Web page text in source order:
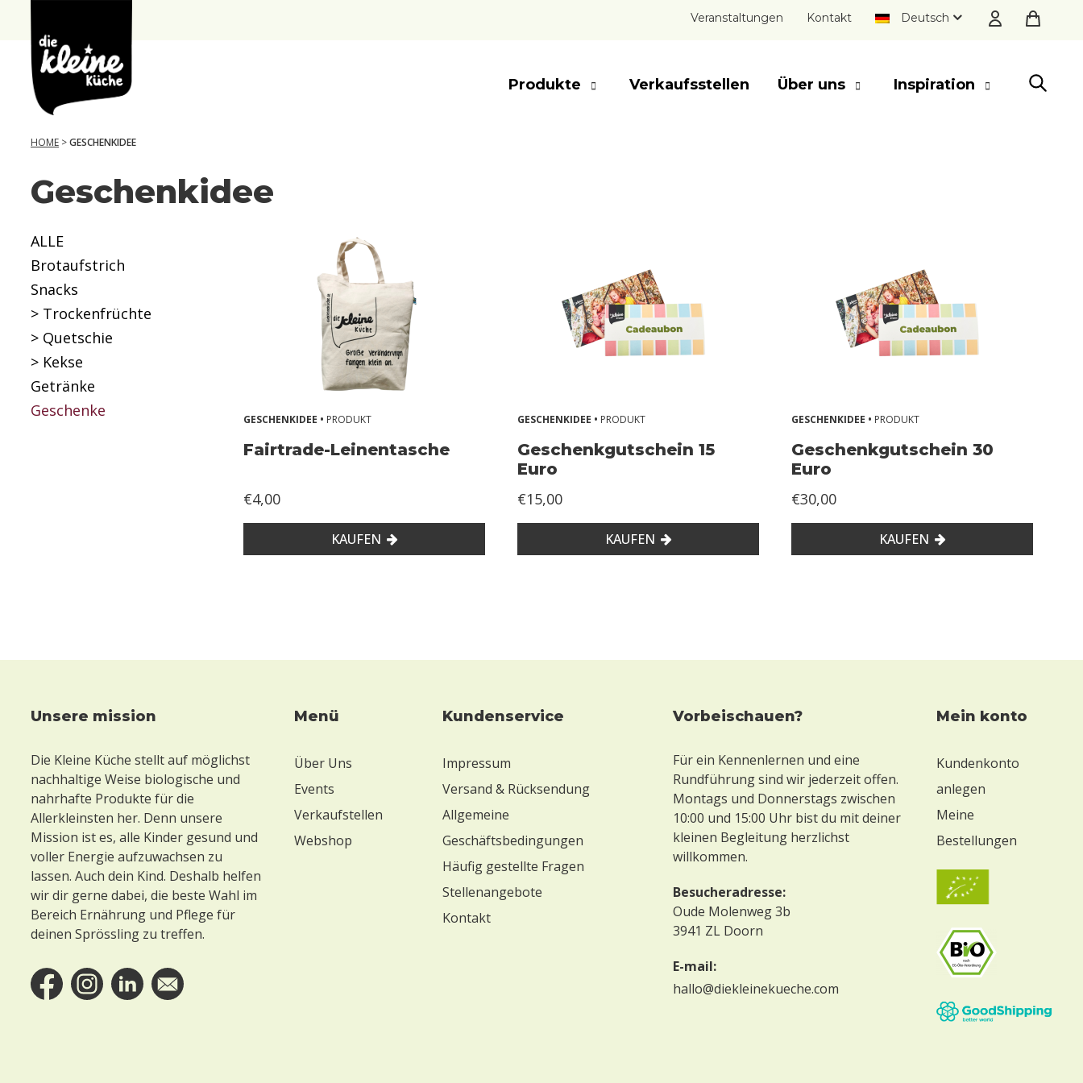
Veranstaltungen Kontakt Deutsch
die
Kleine
Küche
Produkte Verkaufsstellen Über uns Inspiration
HOME >GESCHENKIDEE
Geschenkidee
ALLE
Brotaufstrich
Snacks
> Trockenfrüchte
> Quetschie
> Kekse
Getränke
Geschenke
GESCHENKIDEE • PRODUKT
Fairtrade-Leinentasche
€4,00
KAUFEN
GESCHENKIDEE • PRODUKT
Geschenkgutschein 15
Euro
€15,00
KAUFEN
GESCHENKIDEE • PRODUKT
Geschenkgutschein 30
Euro
€30,00
KAUFEN
Footer
unsere mission
Die Kleine Küche stellt auf möglichst
nachhaltige Weise biologische und
nahrhafte Produkte für die
Allerkleinsten her. Denn unsere
Mission ist es, alle Kinder gesund und
voller Energie aufzuwachsen zu
lassen. Auch dein Kind. Deshalb helfen
wir dir gerne dabei, die beste Wahl im
Bereich Ernährung und Pflege für
deinen Sprössling zu treffen.
Menü
Über Uns
Events
Verkaufstellen
Webshop
Kundenservice
Impressum
Versand & Rücksendung
Allgemeine
Geschäftsbedingungen
Häufig gestellte Fragen
Stellenangebote
Kontakt
Vorbeischauen?
Für ein Kennenlernen und eine
Rundführung sind wir jederzeit offen.
Montags und Donnerstags zwischen
10:00 und 15:00 Uhr bist du mit deiner
kleinen Begleitung herzlichst
willkommen.
Besucheradresse:
Oude Molenweg 3b
3941 ZL Doorn
E-mail:
hallo@diekleinekueche.com
mein konto
Kundenkonto
anlegen
Meine
Bestellungen